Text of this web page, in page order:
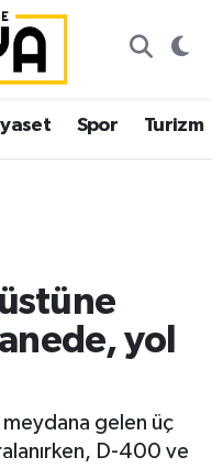
Spor Turizm
yol
meydana gelen üç
D-400 ve
Fikstür